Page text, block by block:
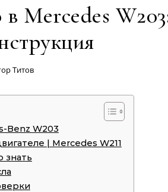
Mercedes
Титов
Benz W203
| Mercedes W211
знать